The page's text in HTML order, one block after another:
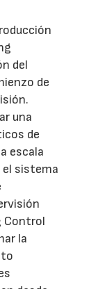
del
de
una
de
escala
sistema
Control
la